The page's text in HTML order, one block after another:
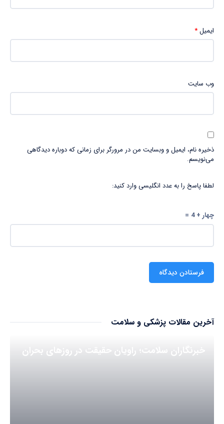
ایمیل*
وب‌ سایت
ذخیره نام، ایمیل و وبسایت من در مرورگر برای زمانی که دوباره دیدگاهی
می‌نویسم.
لطفا پاسخ را به عدد انگلیسی وارد کنید:
چهار + 4 =
آخرین مقالات پزشکی و سلامت
خبرنگاران سلامت؛ راویان حقیقت در روزهای بحران